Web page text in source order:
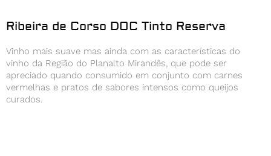
Ribeira de Corso DOC Tinto Reserva
Vinho mais suave mas ainda com as características do
vinho da Região do Planalto Mirandês, que pode ser
apreciado quando consumido em conjunto com carnes
vermelhas e pratos de sabores intensos como queijos
curados.